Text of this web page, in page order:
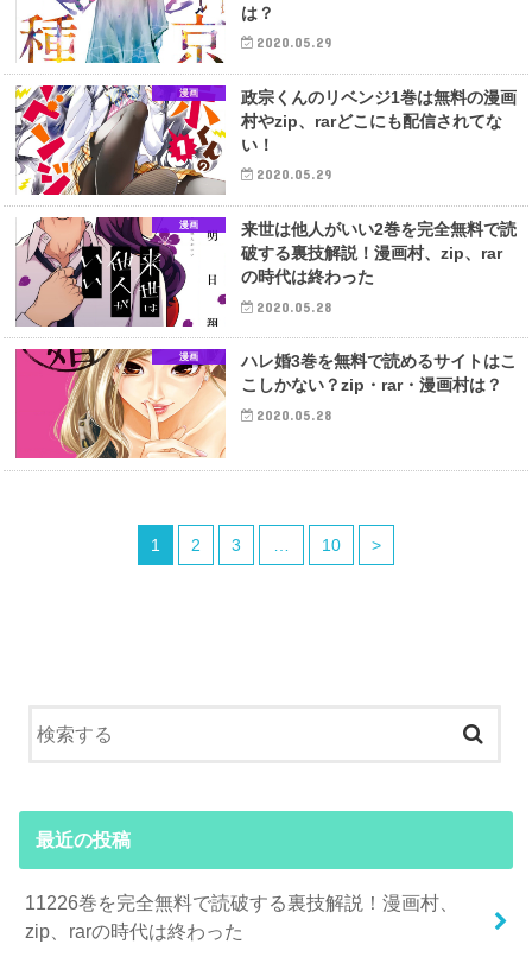
は？
2020.05.29
漫画
政宗くんのリベンジ1巻は無料の漫画
村やzip、rarどこにも配信されてな
い！
2020.05.29
漫画
来世は他人がいい2巻を完全無料で読
破する裏技解説！漫画村、zip、rar
の時代は終わった
2020.05.28
漫画
ハレ婚3巻を無料で読めるサイトはこ
こしかない？zip・rar・漫画村は？
2020.05.28
1 2 3 10 >
最近の投稿
11226巻を完全無料で読破する裏技解説！漫画村、
zip、rarの時代は終わった